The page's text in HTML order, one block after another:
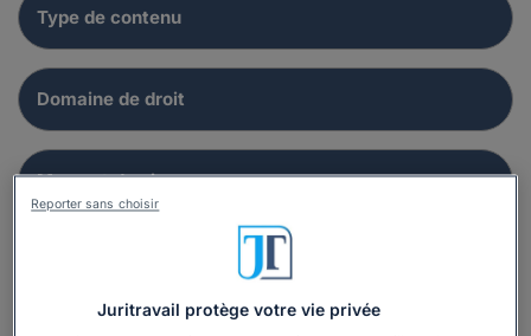
Juritravail protège votre vie privée
Reporter sans choisir